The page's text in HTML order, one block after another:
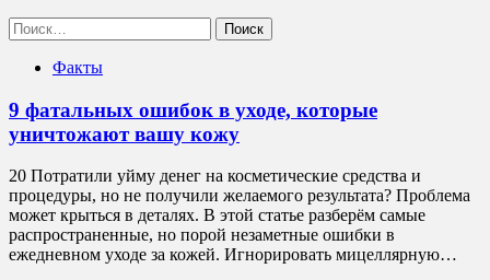
Найти:
Факты
9 фатальных ошибок в уходе, которые
уничтожают вашу кожу
20 Потратили уйму денег на косметические средства и
процедуры, но не получили желаемого результата? Проблема
может крыться в деталях. В этой статье разберём самые
распространенные, но порой незаметные ошибки в
ежедневном уходе за кожей. Игнорировать мицеллярную…